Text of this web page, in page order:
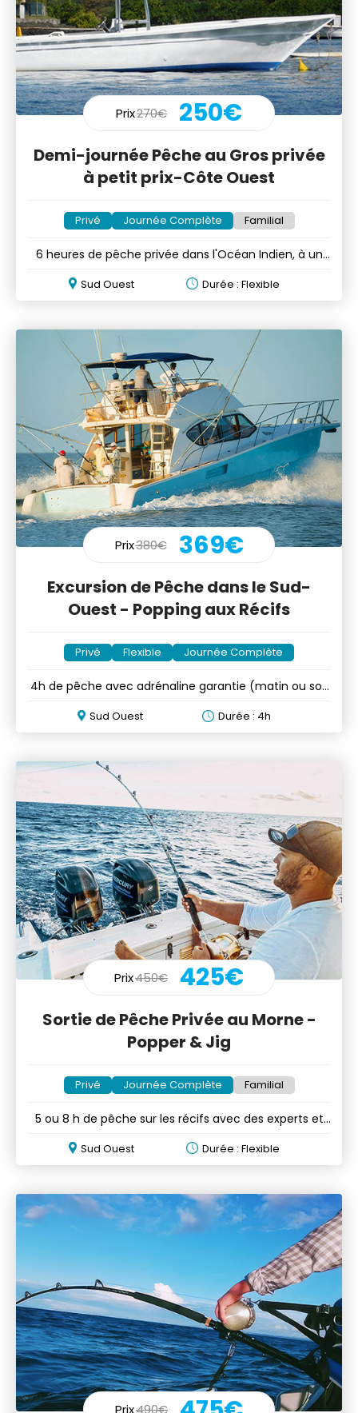
Prix270€ 250€
Demi-journée Pêche au Gros privée
à petit prix-Côte Ouest
Privé Journée Complète Familial
6 heures de pêche privée dans l'Océan Indien, à un
Sud Ouest Durée : Flexible
Prix380€ 369€
Excursion de Pêche dans le Sud-
Ouest - Popping aux Récifs
Privé Flexible Journée Complète
4h de pêche avec adrénaline garantie (matin ou soir
Sud Ouest Durée : 4h
Prix450€ 425€
Sortie de Pêche Privée au Morne -
Popper & Jig
Privé Journée Complète Familial
5 ou 8 h de pêche sur les récifs avec des experts et
Sud Ouest Durée : Flexible
Prix490€